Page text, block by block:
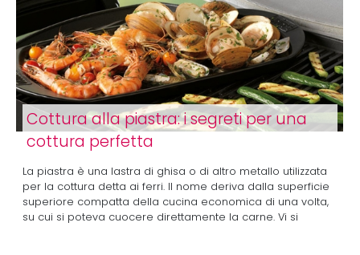
Cottura alla piastra: i segreti per una
cottura perfetta
La piastra è una lastra di ghisa o di altro metallo utilizzata
per la cottura detta ai ferri. Il nome deriva dalla superficie
superiore compatta della cucina economica di una volta,
su cui si poteva cuocere direttamente la carne. Vi si